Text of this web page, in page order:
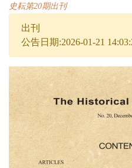
史耘第20期出刊
出刊
公告日期:2026-01-21